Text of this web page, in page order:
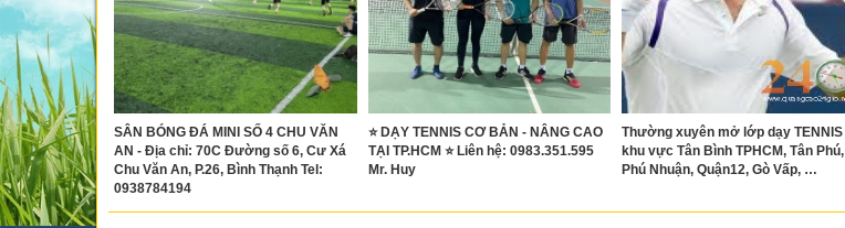
SÂN BÓNG ĐÁ MINI SỐ 4 CHU VĂN
AN - Địa chỉ: 70C Đường số 6, Cư Xá
Chu Văn An, P.26, Bình Thạnh Tel:
0938784194
⭐ DẠY TENNIS CƠ BẢN - NÂNG CAO
TẠI TP.HCM ⭐ Liên hệ: 0983.351.595
Mr. Huy
Thường xuyên mở lớp dạy TENNIS
khu vực Tân Bình TPHCM, Tân Phú,
Phú Nhuận, Quận12, Gò Vấp, …